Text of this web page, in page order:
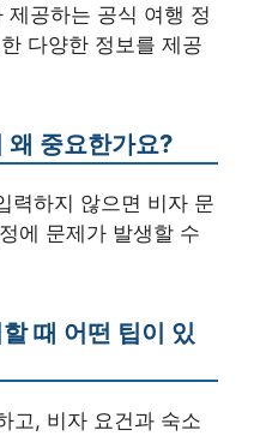
제공하는 공식 여행 정
다양한 정보를 제공
왜 중요한가요?
력하지 않으면 비자 문
에 문제가 발생할 수
때 어떤 팁이 있
고, 비자 요건과 숙소